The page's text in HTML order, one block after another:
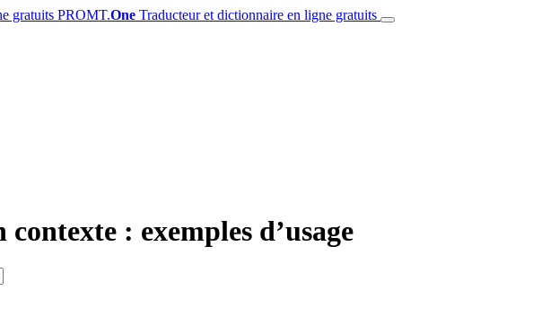
PROMT.One Traducteur et dictionnaire en ligne gratuits
: exemples d’usage